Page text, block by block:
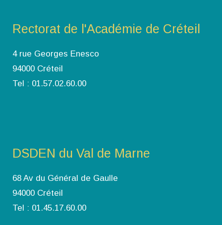
Rectorat de l'Académie de Créteil
4 rue Georges Enesco
94000 Créteil
Tel : 01.57.02.60.00
DSDEN du Val de Marne
68 Av du Général de Gaulle
94000 Créteil
Tel : 01.45.17.60.00